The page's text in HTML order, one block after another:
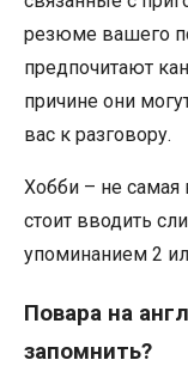
резюме вашего
предпочитают
причине они
вас к разговору.
Хобби – не самая
стоит вводить
упоминанием 2
Повара на
запомнить?